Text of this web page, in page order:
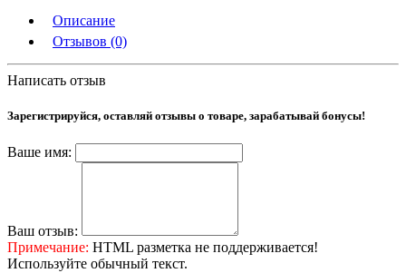
Описание
Отзывов (0)
Написать отзыв
Зарегистрируйся, оставляй отзывы о товаре, зарабатывай бонусы!
Ваше имя:
Ваш отзыв:
Примечание: HTML разметка не поддерживается!
Используйте обычный текст.